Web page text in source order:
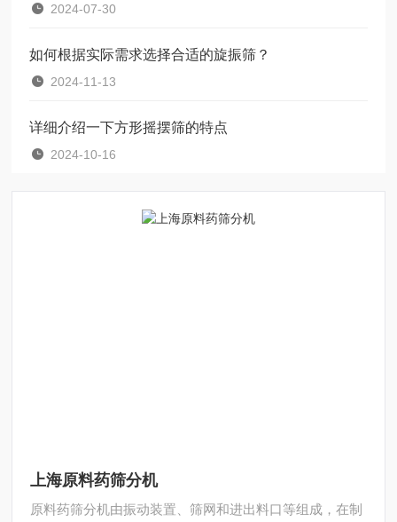
2024-07-30
如何根据实际需求选择合适的旋振筛？
2024-11-13
详细介绍一下方形摇摆筛的特点
2024-10-16
上海原料药筛分机
原料药筛分机由振动装置、筛网和进出料口等组成，在制